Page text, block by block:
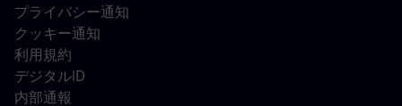
プライバシー通知
クッキー通知
利用規約
デジタルID
内部通報